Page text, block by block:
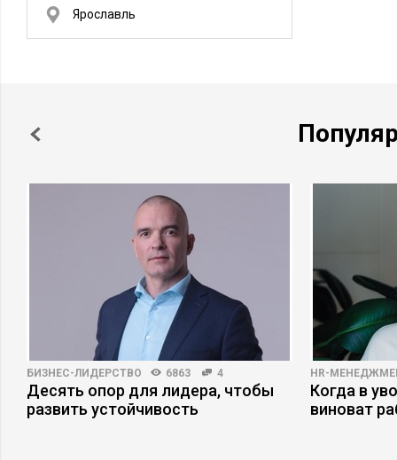
Ярославль
БИЗНЕС-ЛИДЕРСТВО 6863 4
Десять опор для лидера, чтобы
развить устойчивость
HR-
Когда в
виноват